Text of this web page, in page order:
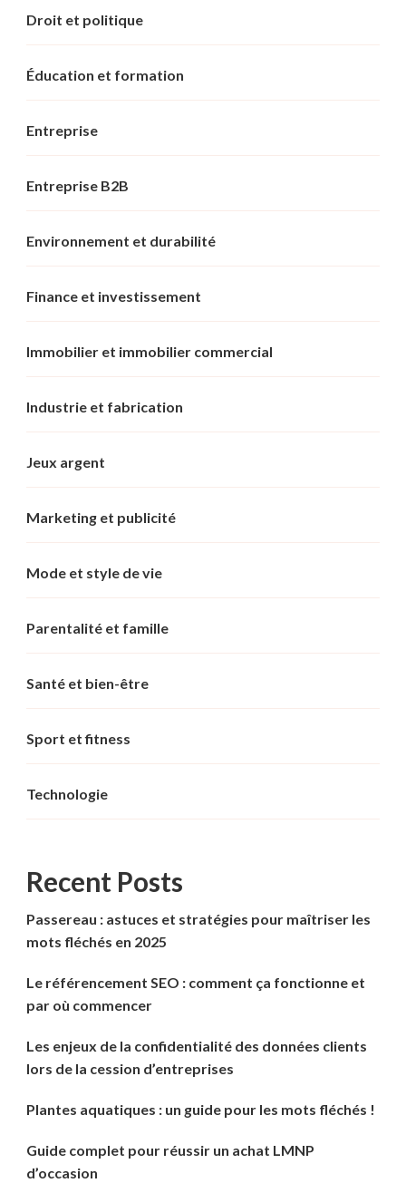
Droit et politique
Éducation et formation
Entreprise
Entreprise B2B
Environnement et durabilité
Finance et investissement
Immobilier et immobilier commercial
Industrie et fabrication
Jeux argent
Marketing et publicité
Mode et style de vie
Parentalité et famille
Santé et bien-être
Sport et fitness
Technologie
Recent Posts
Passereau : astuces et stratégies pour maîtriser les
mots fléchés en 2025
Le référencement SEO : comment ça fonctionne et
par où commencer
Les enjeux de la confidentialité des données clients
lors de la cession d’entreprises
Plantes aquatiques : un guide pour les mots fléchés !
Guide complet pour réussir un achat LMNP
d’occasion